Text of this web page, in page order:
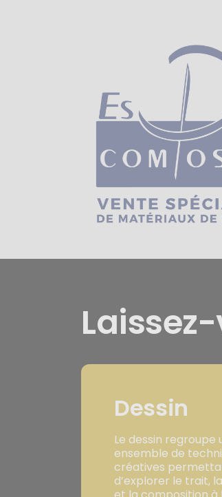
Dessin
Le dessin regroupe
ensemble de
créatives
d’explorer le trait,